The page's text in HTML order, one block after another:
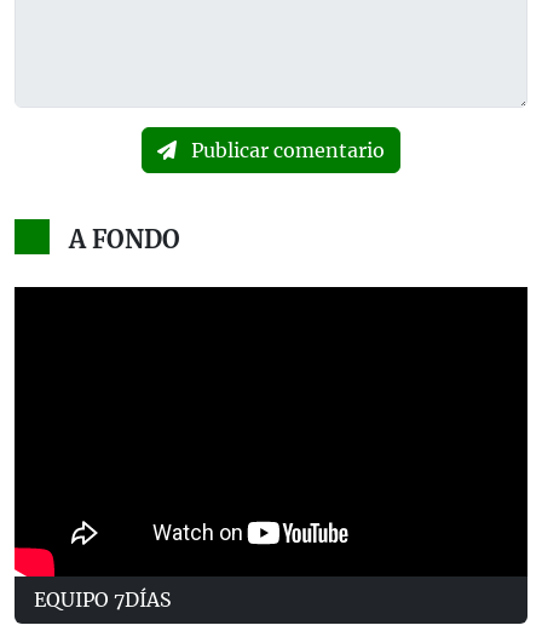
Publicar comentario
A FONDO
EQUIPO 7DÍAS